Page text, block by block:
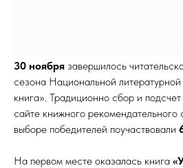
30 ноября завершилось
сезона Национальной
книга». Традиционно сбор и
сайте книжного
выборе победителей поучаствовали
На первом месте оказалась книга